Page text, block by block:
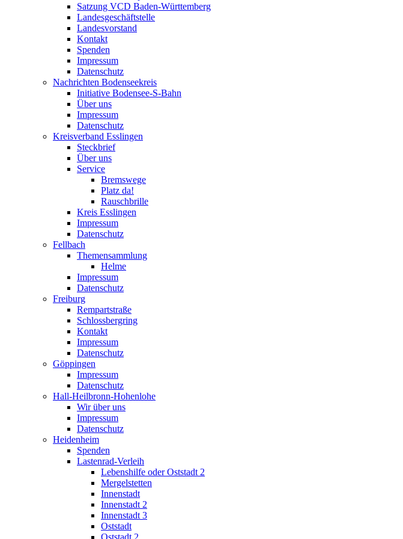
Satzung VCD Baden-Württemberg
Landesgeschäftstelle
Landesvorstand
Kontakt
Spenden
Impressum
Datenschutz
Nachrichten Bodenseekreis
Initiative Bodensee-S-Bahn
Über uns
Impressum
Datenschutz
Kreisverband Esslingen
Steckbrief
Über uns
Service
Bremswege
Platz da!
Rauschbrille
Kreis Esslingen
Impressum
Datenschutz
Fellbach
Themensammlung
Helme
Impressum
Datenschutz
Freiburg
Rempartstraße
Schlossbergring
Kontakt
Impressum
Datenschutz
Göppingen
Impressum
Datenschutz
Hall-Heilbronn-Hohenlohe
Wir über uns
Impressum
Datenschutz
Heidenheim
Spenden
Lastenrad-Verleih
Lebenshilfe oder Oststadt 2
Mergelstetten
Innenstadt
Innenstadt 2
Innenstadt 3
Oststadt
Oststadt 2